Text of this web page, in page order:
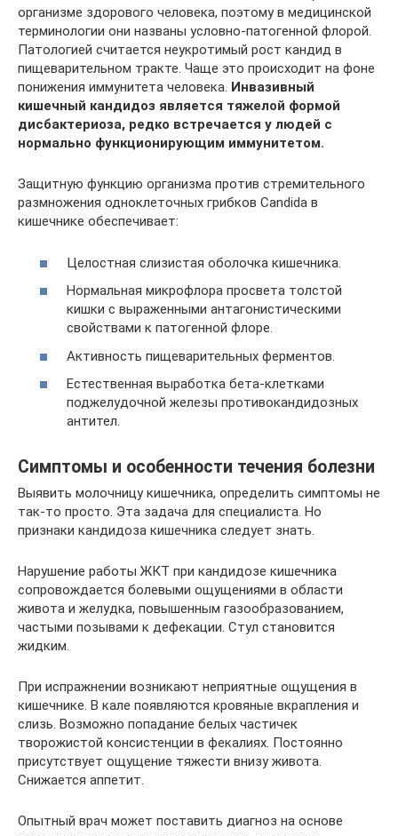
организме здорового человека, поэтому в медицинской
терминологии они названы условно-патогенной флорой.
Патологией считается неукротимый рост кандид в
пищеварительном тракте. Чаще это происходит на фоне
понижения иммунитета человека. Инвазивный
кишечный кандидоз является тяжелой формой
дисбактериоза, редко встречается у людей с
нормально функционирующим иммунитетом.
Защитную функцию организма против стремительного
размножения одноклеточных грибков Candida в
кишечнике обеспечивает:
Целостная слизистая оболочка кишечника.
Нормальная микрофлора просвета толстой
кишки с выраженными антагонистическими
свойствами к патогенной флоре.
Активность пищеварительных ферментов.
Естественная выработка бета-клетками
поджелудочной железы противокандидозных
антител.
Симптомы и особенности течения болезни
Выявить молочницу кишечника, определить симптомы не
так-то просто. Эта задача для специалиста. Но
признаки кандидоза кишечника следует знать.
Нарушение работы ЖКТ при кандидозе кишечника
сопровождается болевыми ощущениями в области
живота и желудка, повышенным газообразованием,
частыми позывами к дефекации. Стул становится
жидким.
При испражнении возникают неприятные ощущения в
кишечнике. В кале появляются кровяные вкрапления и
слизь. Возможно попадание белых частичек
творожистой консистенции в фекалиях. Постоянно
присутствует ощущение тяжести внизу живота.
Снижается аппетит.
Опытный врач может поставить диагноз на основе